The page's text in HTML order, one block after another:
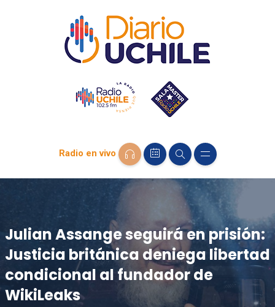
Radio en vivo
Julian Assange seguirá en prisión:
Justicia británica deniega libertad
condicional al fundador de
WikiLeaks